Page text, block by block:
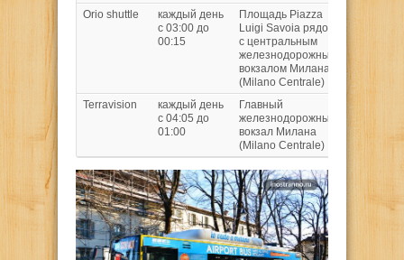
Orio shuttle
каждый день
с 03:00 до
00:15
Площадь Piazza
Luigi Savoia рядом
с центральным
железнодорожным
вокзалом Милана
(Milano Centrale)
€10 –
взрослый
Terravision
каждый день
с 04:05 до
01:00
Главный
железнодорожный
вокзал Милана
(Milano Centrale)
€8 –
взрослый